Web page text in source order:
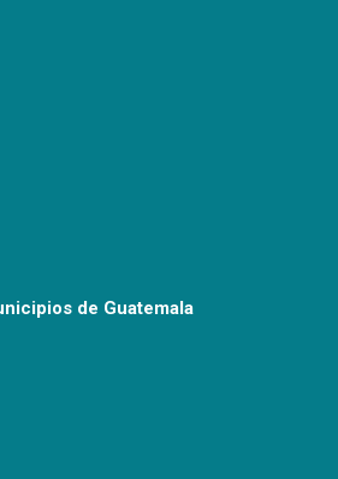
de Guatemala